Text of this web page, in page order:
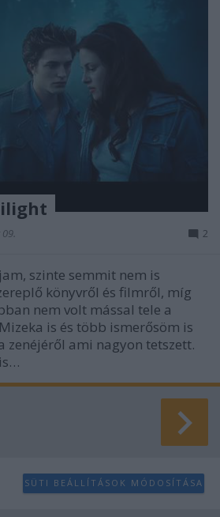
2
szinte semmit nem is
könyvről és filmről, míg
nem volt mással tele a
is és több ismerősöm is
zenéjéről ami nagyon tetszett.
SÜTI BEÁLLÍTÁSOK MÓDOSÍTÁSA